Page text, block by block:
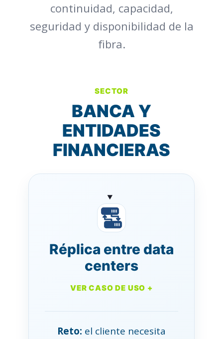
continuidad, capacidad,
seguridad y disponibilidad de la
fibra.
SECTOR
BANCA Y
ENTIDADES
FINANCIERAS
Réplica entre data
centers
VER CASO DE USO +
Reto: el cliente necesita